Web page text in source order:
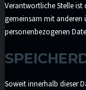
Verantwortliche Stelle
gemeinsam mit anderen
personenbezogenen
Soweit innerhalb dieser